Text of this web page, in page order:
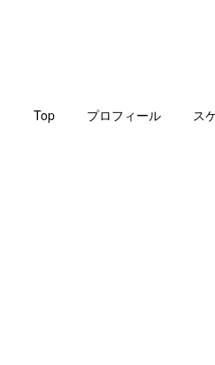
Top プロフィール ス